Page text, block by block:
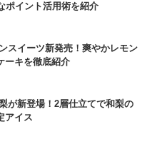
ポイント活用術を紹介
スイーツ新発売！爽やかレモン
ーキを徹底紹介
が新登場！2層仕立てで和梨の
アイス